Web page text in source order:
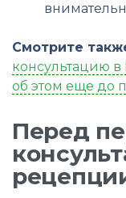
Смотрите
консультацию
об этом еще до
Перед